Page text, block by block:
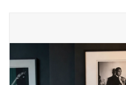
Antiquiteiten en Vintage
Objecten